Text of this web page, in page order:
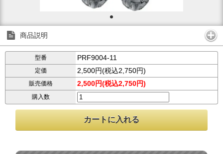
商品説明
型番 PRF9004-11
定価 2,500円(税込2,750円)
販売価格 2,500円(税込2,750円)
購入数